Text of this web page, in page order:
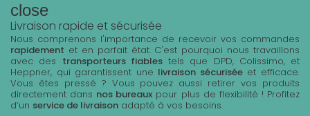
close
Livraison rapide et sécurisée
Nous comprenons l'importance de recevoir vos commandes
rapidement et en parfait état. C'est pourquoi nous travaillons
avec des transporteurs fiablestels que DPD, Colissimo, et
Heppner, qui garantissent une livraison sécuriséeet efficace.
Vous êtes pressé ? Vous pouvez aussi retirer vos produits
directement dans nos bureaux pour plus de flexibilité ! Profitez
d’un service de livraison adapté à vos besoins.